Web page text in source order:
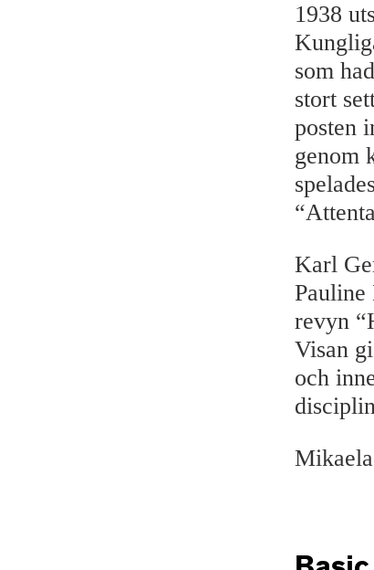
1938
som
stort
posten
genom
Karl
revyn
Visan
och